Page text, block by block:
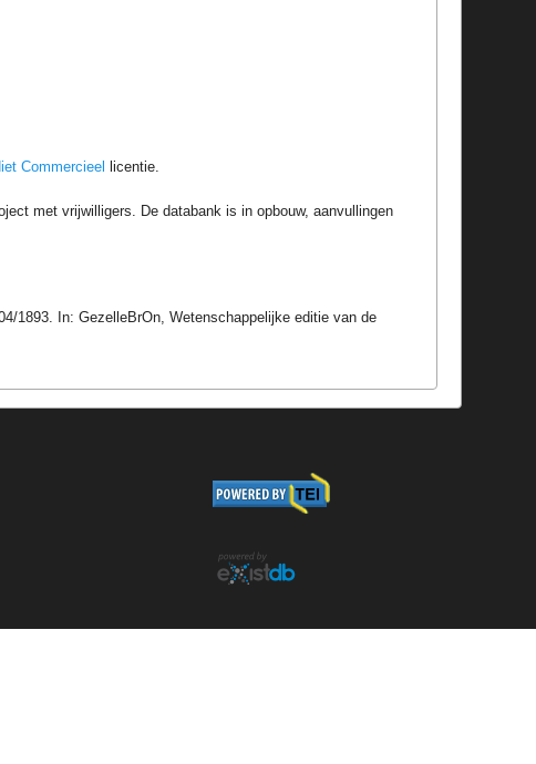
Commercieel licentie.
met vrijwilligers. De databank is in opbouw, aanvullingen
1893. In: GezelleBrOn, Wetenschappelijke editie van de